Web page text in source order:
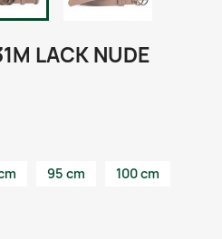
LACK NUDE
95 cm
100 cm